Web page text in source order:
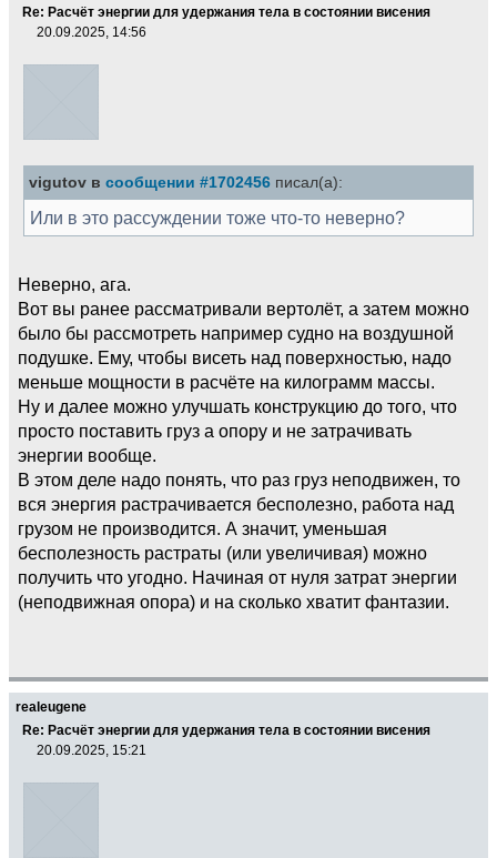
Re: Расчёт энергии для удержания тела в состоянии висения
20.09.2025, 14:56
vigutov в сообщении #1702456 писал(а):
Или в это рассуждении тоже что-то неверно?
Неверно, ага.
Вот вы ранее рассматривали вертолёт, а затем можно
было бы рассмотреть например судно на воздушной
подушке. Ему, чтобы висеть над поверхностью, надо
меньше мощности в расчёте на килограмм массы.
Ну и далее можно улучшать конструкцию до того, что
просто поставить груз а опору и не затрачивать
энергии вообще.
В этом деле надо понять, что раз груз неподвижен, то
вся энергия растрачивается бесполезно, работа над
грузом не производится. А значит, уменьшая
бесполезность растраты (или увеличивая) можно
получить что угодно. Начиная от нуля затрат энергии
(неподвижная опора) и на сколько хватит фантазии.
realeugene
Re: Расчёт энергии для удержания тела в состоянии висения
20.09.2025, 15:21